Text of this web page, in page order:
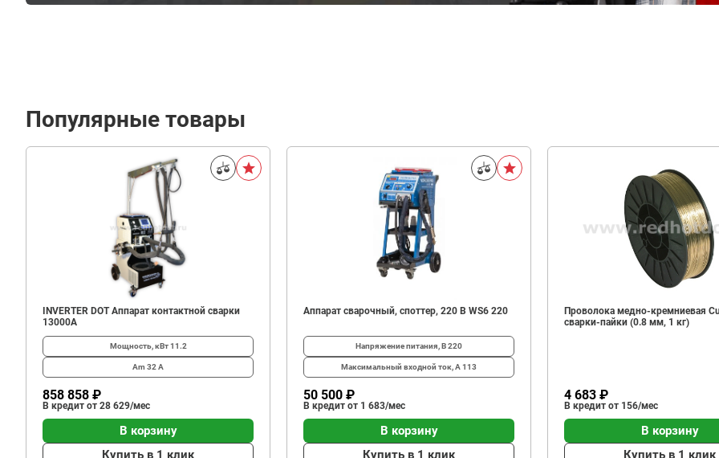
Популярные товары
INVERTER DOT Аппарат контактной сварки
13000А
Мощность, кВт11.2
Am 32 А
858 858 ₽
В кредит от 28 629/мес
В корзину
Купить в 1 клик
Аппарат сварочный, споттер, 220 В WS6 220
Напряжение питания, В220
Максимальный входной ток, А 113
50 500 ₽
В кредит от 1 683/мес
В корзину
Купить в 1 клик
Проволока медно-кремниевая
сварки-пайки (0.8 мм, 1 кг)
4 683 ₽
В кредит от 156/мес
В корзину
Купить в 1 клик